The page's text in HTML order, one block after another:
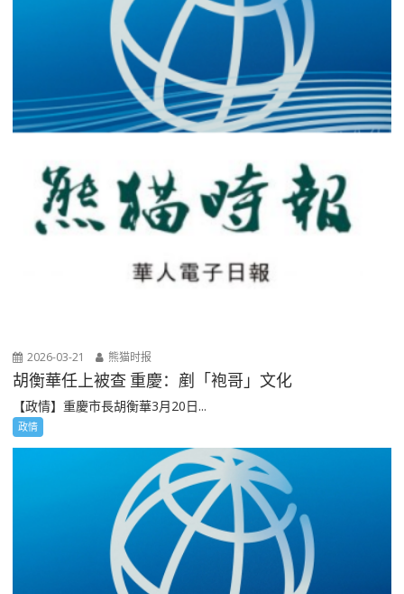
2026-03-21 熊猫时报
胡衡華任上被查 重慶：剷「袍哥」文化
【政情】重慶市長胡衡華3月20日...
政情